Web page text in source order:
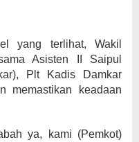
yang terlihat, Wakil
Asisten II Saipul
Plt Kadis Damkar
memastikan keadaan
ya, kami (Pemkot)